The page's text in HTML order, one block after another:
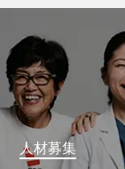
人材募集